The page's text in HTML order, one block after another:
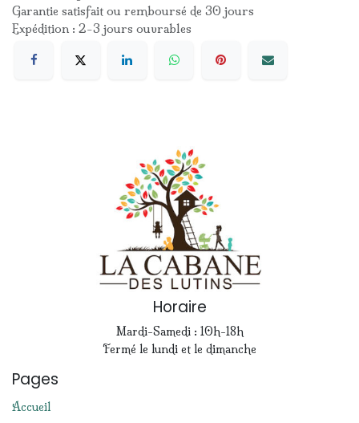
Garantie satisfait ou remboursé de 30 jours
Expédition : 2-3 jours ouvrables
Horaire
Mardi-Samedi : 10h-18h
Fermé le lundi et le dimanche
Pages
Accueil